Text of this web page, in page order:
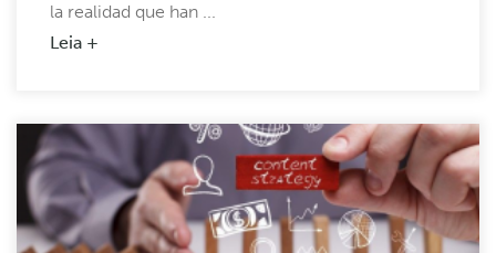
la realidad que han ...
Leia +